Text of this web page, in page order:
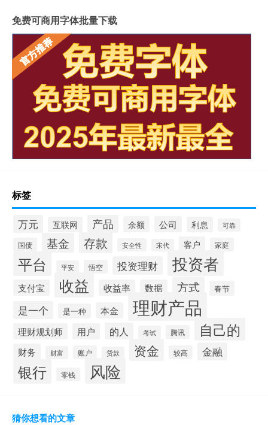
免费可商用字体批量下载
标签
万元 互联网 产品 余额 公司 利息 可靠
国债 基金 存款 安全性 宋代 客户 家庭
平台 平安 悟空 投资理财 投资者
支付宝 收益 收益率 数据 方式 春节
是一个 是一种 本金 理财产品
理财规划师 用户 的人 考试 腾讯 自己的
财务 财富 账户 贷款 资金 较高 金融
银行 零钱 风险
猜你想看的文章